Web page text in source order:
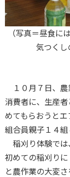
（写真＝昼食に
気つくし
１０月７日、農
消費者に、 生産
めてもらおうと
組合員親子１４組
稲刈り体験では
初めての稲刈りに
と農作業の大変